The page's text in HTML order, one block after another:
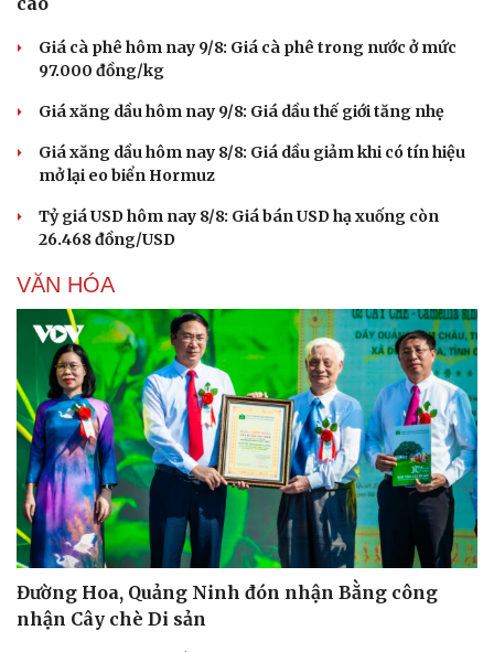
Tư vấn
Săn Tour
check-in
Đọc truyện đêm khuya
Cửa sổ tình yêu
Hạt giống tâm hồn
Giá cà phê hôm nay 9/8: Giá cà phê trong nước ở mức
97.000 đồng/kg
Giá xăng dầu hôm nay 9/8: Giá dầu thế giới tăng nhẹ
Giá xăng dầu hôm nay 8/8: Giá dầu giảm khi có tín hiệu
mở lại eo biển Hormuz
Tỷ giá USD hôm nay 8/8: Giá bán USD hạ xuống còn
26.468 đồng/USD
VĂN HÓA
Đường Hoa, Quảng Ninh đón nhận Bằng công
nhận Cây chè Di sản